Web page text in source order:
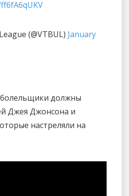
(@VTBUL) January
болельщики должны
Джея Джонсона и
настреляли на